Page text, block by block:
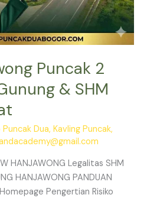
Puncak 2
& SHM
Puncak Dua,Kavling Puncak,
HANJAWONG Legalitas SHM
HANJAWONG PANDUAN
Pengertian Risiko